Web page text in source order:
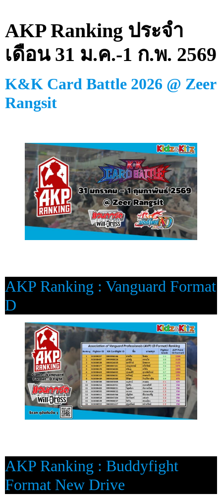
AKP Ranking ประจำ
เดือน 31 ม.ค.-1 ก.พ. 2569
K&K Card Battle 2026 @ Zeer
Rangsit
AKP Ranking : Vanguard Format
D
AKP Ranking : Buddyfight
Format New Drive